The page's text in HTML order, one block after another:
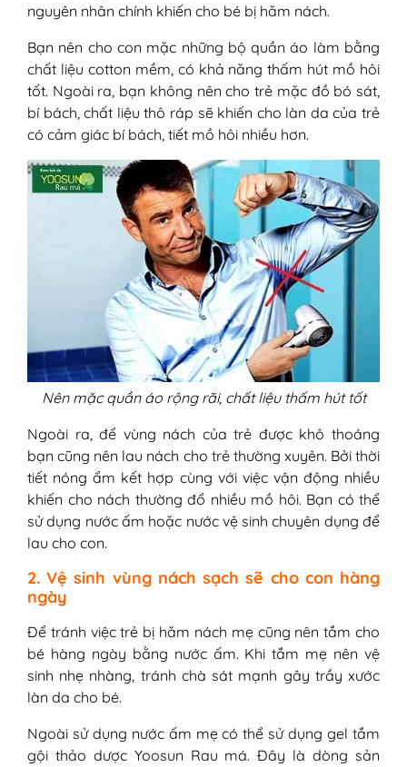
nguyên nhân chính khiến cho bé bị hăm nách.
Bạn nên cho con mặc những bộ quần áo làm bằng
chất liệu cotton mềm, có khả năng thấm hút mồ hôi
tốt. Ngoài ra, bạn không nên cho trẻ mặc đồ bó sát,
bí bách, chất liệu thô ráp sẽ khiến cho làn da của trẻ
có cảm giác bí bách, tiết mồ hôi nhiều hơn.
Nên mặc quần áo rộng rãi, chất liệu thấm hút tốt
Ngoài ra, để vùng nách của trẻ được khô thoáng
bạn cũng nên lau nách cho trẻ thường xuyên. Bởi thời
tiết nóng ẩm kết hợp cùng với việc vận động nhiều
khiến cho nách thường đổ nhiều mồ hôi. Bạn có thể
sử dụng nước ấm hoặc nước vệ sinh chuyên dụng để
lau cho con.
2. Vệ sinh vùng nách sạch sẽ cho con hàng
ngày
Để tránh việc trẻ bị hăm nách mẹ cũng nên tắm cho
bé hàng ngày bằng nước ấm. Khi tắm mẹ nên vệ
sinh nhẹ nhàng, tránh chà sát mạnh gây trầy xước
làn da cho bé.
Ngoài sử dụng nước ấm mẹ có thể sử dụng gel tắm
gội thảo dược Yoosun Rau má. Đây là dòng sản